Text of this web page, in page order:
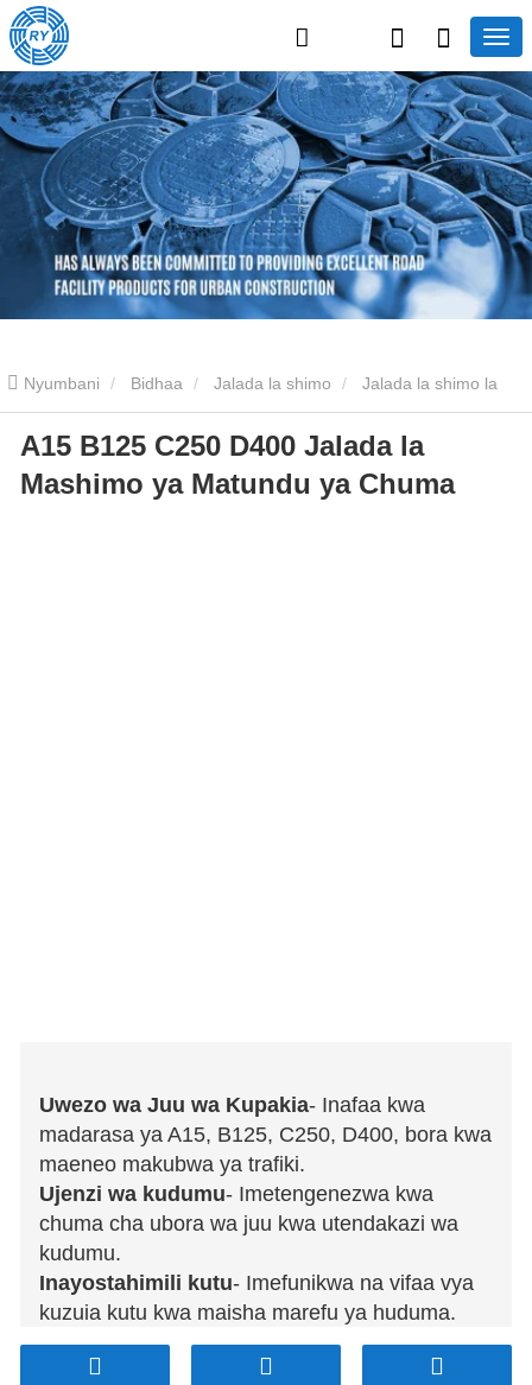
Nyumbani Bidhaa Jalada la shimo Jalada la shimo la
Chuma A15 B125 C250 D400 Jalada la Mashimo ya Matundu ya
Chuma
A15 B125 C250 D400 Jalada la
Mashimo ya Matundu ya Chuma
Uwezo wa Juu wa Kupakia- Inafaa kwa
madarasa ya A15, B125, C250, D400, bora kwa
maeneo makubwa ya trafiki.
Ujenzi wa kudumu- Imetengenezwa kwa
chuma cha ubora wa juu kwa utendakazi wa
kudumu.
Inayostahimili kutu- Imefunikwa na vifaa vya
kuzuia kutu kwa maisha marefu ya huduma.
Uso wa Kupambana na Kuteleza- Hutoa
mvutano bora, kuhakikisha usalama kwa